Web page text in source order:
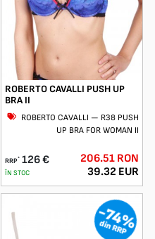
ROBERTO CAVALLI PUSH UP
BRA II
ROBERTO CAVALLI — R38 PUSH
UP BRA FOR WOMAN II
RRP* 126 €
ÎN STOC
206.51 RON
39.32 EUR
-74%
din RRP